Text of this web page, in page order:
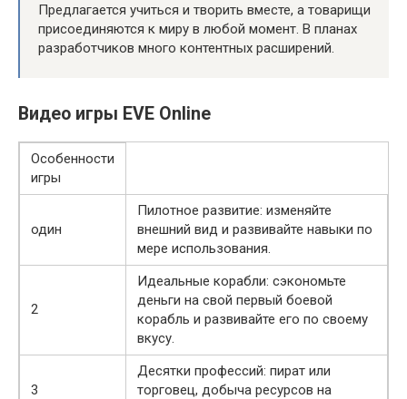
Предлагается учиться и творить вместе, а товарищи
присоединяются к миру в любой момент. В планах
разработчиков много контентных расширений.
Видео игры EVE Online
Особенности
игры
один
Пилотное развитие: изменяйте
внешний вид и развивайте навыки по
мере использования.
2
Идеальные корабли: сэкономьте
деньги на свой первый боевой
корабль и развивайте его по своему
вкусу.
3
Десятки профессий: пират или
торговец, добыча ресурсов на